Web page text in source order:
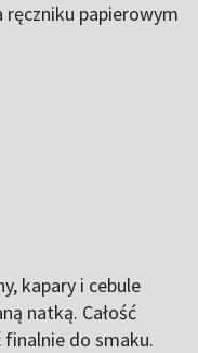
ręczniku papierowym
kapary i cebule
natką. Całość
finalnie do smaku.